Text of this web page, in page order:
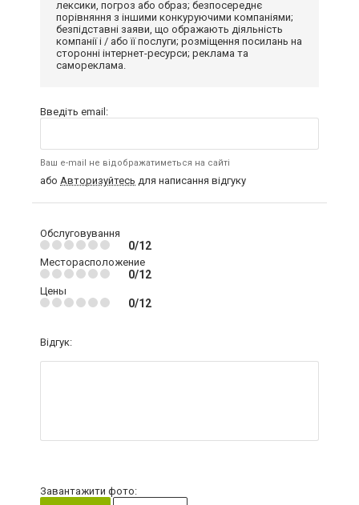
лексики, погроз або образ; безпосереднє
порівняння з іншими конкуруючими компаніями;
безпідставні заяви, що ображають діяльність
компанії і / або її послуги; розміщення посилань на
сторонні інтернет-ресурси; реклама та
самореклама.
Введіть email:
Ваш e-mail не відображатиметься на сайті
або Авторизуйтесь для написання відгуку
Обслуговування
0/12
Месторасположение
0/12
Цены
0/12
Відгук:
Завантажити фото: